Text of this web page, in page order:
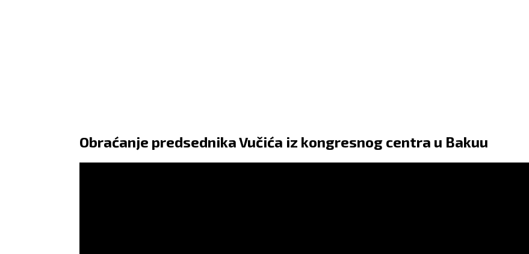
Obraćanje predsednika Vučića iz kongresnog centra u Bakuu